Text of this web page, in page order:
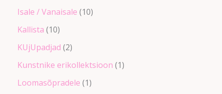
Isale / Vanaisale 10
Kallista 10
KUjUpadjad 2
Kunstnike erikollektsioon 1
Loomasõpradele 1